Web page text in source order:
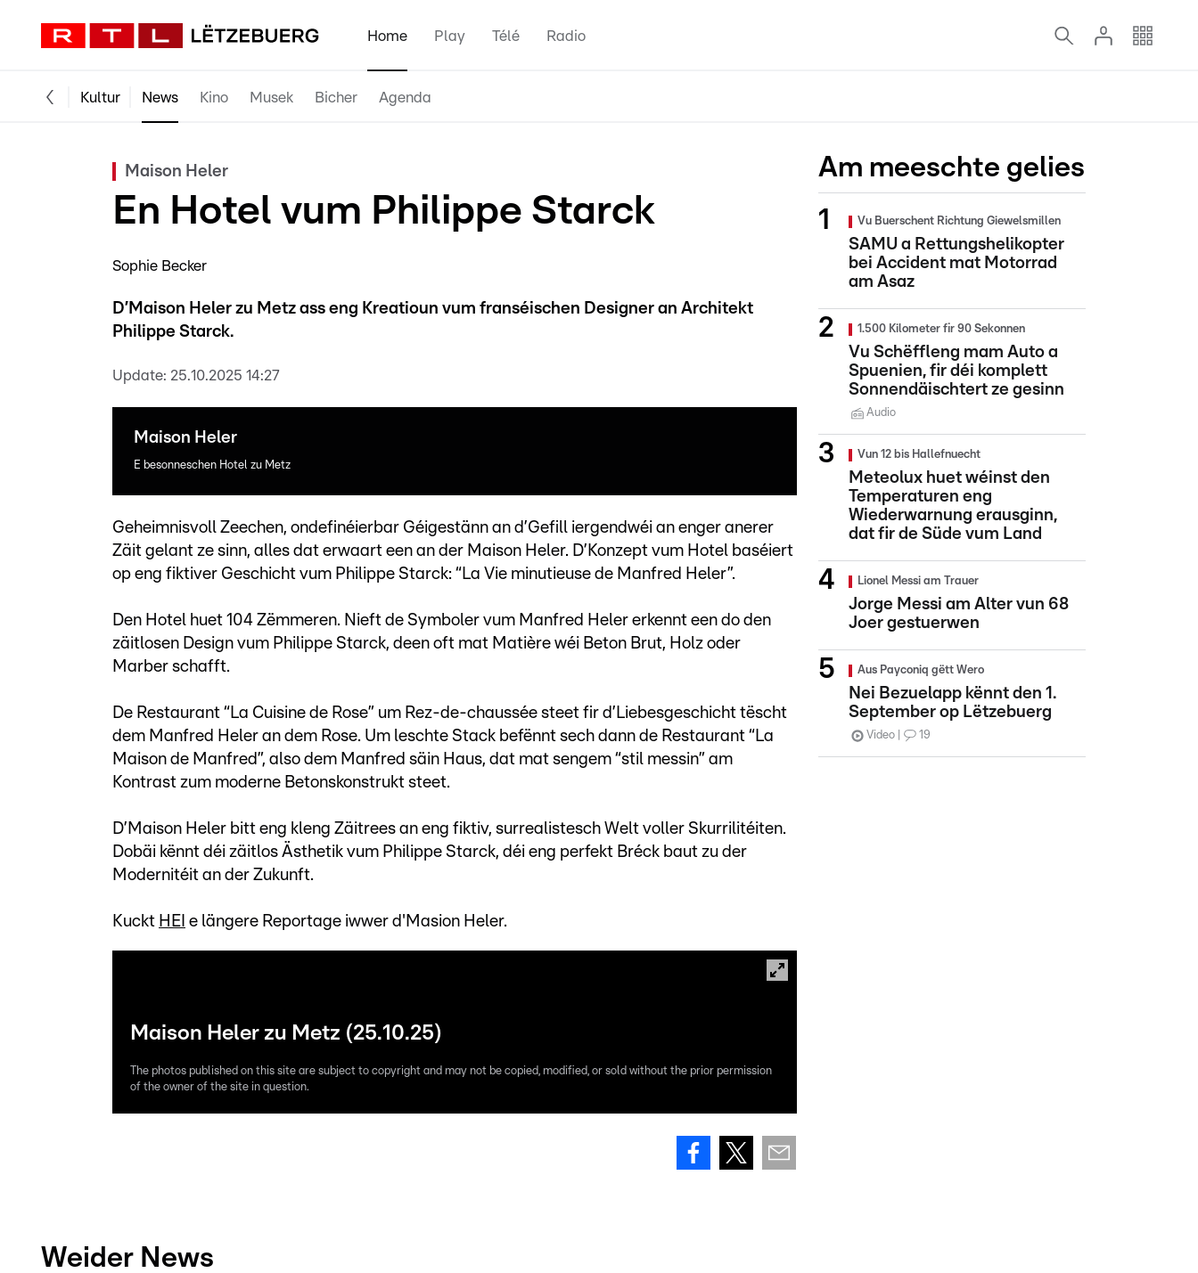
Home Play Télé Radio
Kultur News Kino Musek Bicher Agenda
Maison Heler
En Hotel vum Philippe Starck
Sophie Becker
D’Maison Heler zu Metz ass eng Kreatioun vum franséischen Designer an Architekt
Philippe Starck.
Update: 25.10.2025 14:27
Maison Heler
E besonneschen Hotel zu Metz
Geheimnisvoll Zeechen, ondefinéierbar Géigestänn an d’Gefill iergendwéi an enger anerer
Zäit gelant ze sinn, alles dat erwaart een an der Maison Heler. D’Konzept vum Hotel baséiert
op eng fiktiver Geschicht vum Philippe Starck: “La Vie minutieuse de Manfred Heler”.
Den Hotel huet 104 Zëmmeren. Nieft de Symboler vum Manfred Heler erkennt een do den
zäitlosen Design vum Philippe Starck, deen oft mat Matière wéi Beton Brut, Holz oder
Marber schafft.
De Restaurant “La Cuisine de Rose” um Rez-de-chaussée steet fir d’Liebesgeschicht tëscht
dem Manfred Heler an dem Rose. Um leschte Stack befënnt sech dann de Restaurant “La
Maison de Manfred”, also dem Manfred säin Haus, dat mat sengem “stil messin” am
Kontrast zum moderne Betonskonstrukt steet.
D’Maison Heler bitt eng kleng Zäitrees an eng fiktiv, surrealistesch Welt voller Skurrilitéiten.
Dobäi kënnt déi zäitlos Ästhetik vum Philippe Starck, déi eng perfekt Bréck baut zu der
Modernitéit an der Zukunft.
Kuckt HEI e längere Reportage iwwer d'Masion Heler.
Maison Heler zu Metz (25.10.25)
The photos published on this site are subject to copyright and may not be copied, modified, or sold without the prior permission
of the owner of the site in question.
Am meeschte gelies
Vu Buerschent Richtung Giewelsmillen
SAMU a Rettungshelikopter
bei Accident mat Motorrad
am Asaz
1.500 Kilometer fir 90 Sekonnen
Vu Schëffleng mam Auto a
Spuenien, fir déi komplett
Sonnendäischtert ze gesinn
Audio
Vun 12 bis Hallefnuecht
Meteolux huet wéinst den
Temperaturen eng
Wiederwarnung erausginn,
dat fir de Süde vum Land
Lionel Messi am Trauer
Jorge Messi am Alter vun 68
Joer gestuerwen
Aus Payconiq gëtt Wero
Nei Bezuelapp kënnt den 1.
September op Lëtzebuerg
Video 19
Weider News